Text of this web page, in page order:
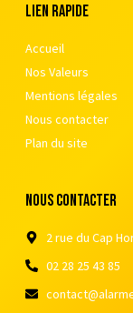
Lien rapide
Accueil
Nos Valeurs
Mentions légales
Nous contacter
Plan du site
nous contacter
2 rue du Cap
02 28 25 43 85